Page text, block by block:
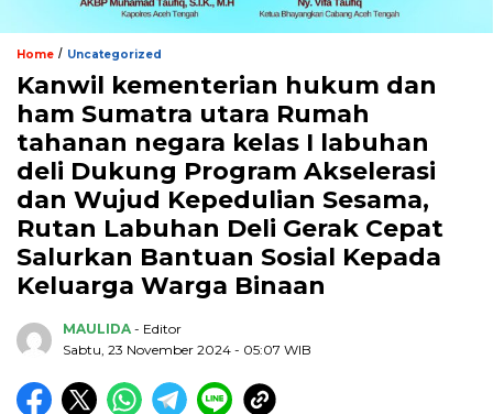
Home / Uncategorized
Kanwil kementerian hukum dan
ham Sumatra utara Rumah
tahanan negara kelas I labuhan
deli Dukung Program Akselerasi
dan Wujud Kepedulian Sesama,
Rutan Labuhan Deli Gerak Cepat
Salurkan Bantuan Sosial Kepada
Keluarga Warga Binaan
MAULIDA - Editor
Sabtu, 23 November 2024 - 05:07 WIB